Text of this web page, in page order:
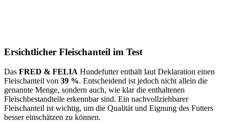
Ersichtlicher Fleischanteil im Test
Das FRED & FELIA Hundefutter enthält laut Deklaration einen
Fleischanteil von 39 %. Entscheidend ist jedoch nicht allein die
genannte Menge, sondern auch, wie klar die enthaltenen
Fleischbestandteile erkennbar sind. Ein nachvollziehbarer
Fleischanteil ist wichtig, um die Qualität und Eignung des Futters
besser einschätzen zu können.